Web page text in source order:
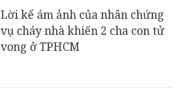
Lời kể ám ảnh của nhân chứng
vụ cháy nhà khiến 2 cha con tử
vong ở TPHCM